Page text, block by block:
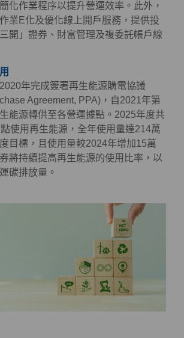
化作業程序以提升營運效率。此外，
業E化及優化線上開戶服務，提供投
開」證券、財富管理及複委託帳戶線
年完成簽署再生能源購電協議
Agreement, PPA)，自2021年第
能源轉供至各營運據點。2025年度共
使用再生能源，全年使用量達214萬
目標，且使用量較2024年增加15萬
將持續提高再生能源的使用比率，以
碳排放量。